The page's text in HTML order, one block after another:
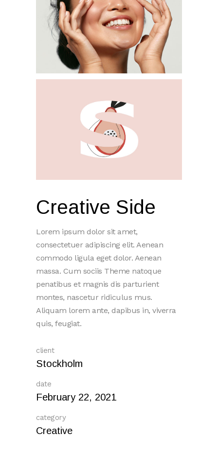
Creative Side
Lorem ipsum dolor sit amet,
consectetuer adipiscing elit. Aenean
commodo ligula eget dolor. Aenean
massa. Cum sociis Theme natoque
penatibus et magnis dis parturient
montes, nascetur ridiculus mus.
Aliquam lorem ante, dapibus in, viverra
quis, feugiat.
client
Stockholm
date
February 22, 2021
category
Creative